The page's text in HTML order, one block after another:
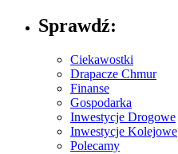
Sprawdź:
Ciekawostki
Drapacze Chmur
Finanse
Gospodarka
Inwestycje Drogowe
Inwestycje Kolejowe
Polecamy